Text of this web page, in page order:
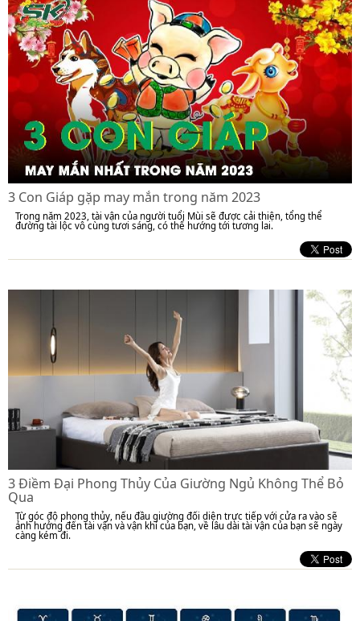
3 Con Giáp gặp may mắn trong năm 2023
Trong năm 2023, tài vận của người tuổi Mùi sẽ được cải thiện, tổng thể
đường tài lộc vô cùng tươi sáng, có thể hướng tới tương lai.
3 Điềm Đại Phong Thủy Của Giường Ngủ Không Thể Bỏ
Qua
Từ góc độ phong thủy, nếu đầu giường đối diện trực tiếp với cửa ra vào sẽ
ảnh hưởng đến tài vận và vận khí của bạn, về lâu dài tài vận của bạn sẽ ngày
càng kém đi.